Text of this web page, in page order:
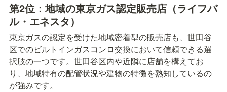
第2位：地域の東京ガス認定販売店（ライフバ
ル・エネスタ）
東京ガスの認定を受けた地域密着型の販売店も、世田谷
区でのビルトインガスコンロ交換において信頼できる選
択肢の一つです。世田谷区内や近隣に店舗を構えてお
り、地域特有の配管状況や建物の特徴を熟知しているの
が強みです。